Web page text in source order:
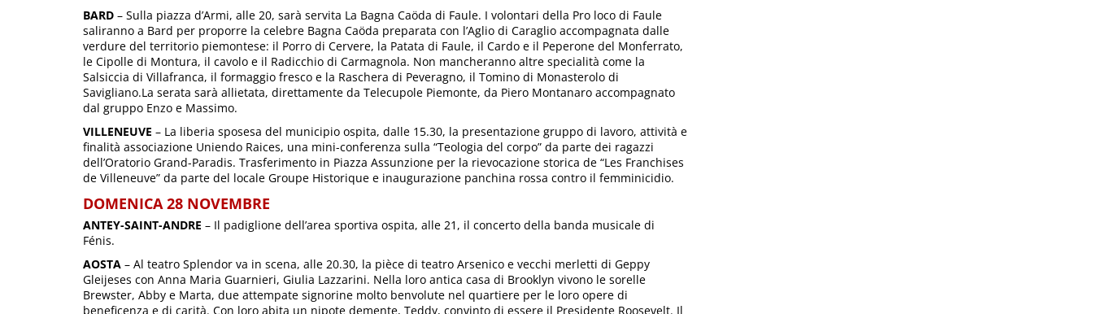
BARD – Sulla piazza d’Armi, alle 20, sarà servita La Bagna Caöda di Faule. I volontari della Pro loco di Faule
saliranno a Bard per proporre la celebre Bagna Caöda preparata con l’Aglio di Caraglio accompagnata dalle
verdure del territorio piemontese: il Porro di Cervere, la Patata di Faule, il Cardo e il Peperone del Monferrato,
le Cipolle di Montura, il cavolo e il Radicchio di Carmagnola. Non mancheranno altre specialità come la
Salsiccia di Villafranca, il formaggio fresco e la Raschera di Peveragno, il Tomino di Monasterolo di
Savigliano.La serata sarà allietata, direttamente da Telecupole Piemonte, da Piero Montanaro accompagnato
dal gruppo Enzo e Massimo.
VILLENEUVE – La liberia sposesa del municipio ospita, dalle 15.30, la presentazione gruppo di lavoro, attività e
finalità associazione Uniendo Raices, una mini-conferenza sulla “Teologia del corpo” da parte dei ragazzi
dell’Oratorio Grand-Paradis. Trasferimento in Piazza Assunzione per la rievocazione storica de “Les Franchises
de Villeneuve” da parte del locale Groupe Historique e inaugurazione panchina rossa contro il femminicidio.
DOMENICA 28 NOVEMBRE
ANTEY-SAINT-ANDRE – Il padiglione dell’area sportiva ospita, alle 21, il concerto della banda musicale di
Fénis.
AOSTA – Al teatro Splendor va in scena, alle 20.30, la pièce di teatro Arsenico e vecchi merletti di Geppy
Gleijeses con Anna Maria Guarnieri, Giulia Lazzarini. Nella loro antica casa di Brooklyn vivono le sorelle
Brewster, Abby e Marta, due attempate signorine molto benvolute nel quartiere per le loro opere di
beneficenza e di carità. Con loro abita un nipote demente, Teddy, convinto di essere il Presidente Roosevelt. Il